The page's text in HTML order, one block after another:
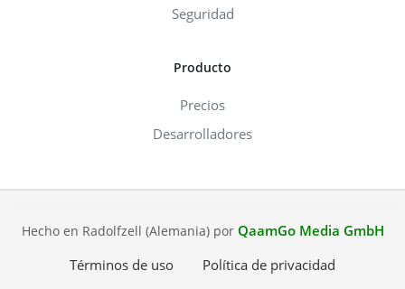
Seguridad
Producto
Precios
Desarrolladores
Hecho en Radolfzell (Alemania) por QaamGo Media GmbH
Términos de uso
Política de privacidad